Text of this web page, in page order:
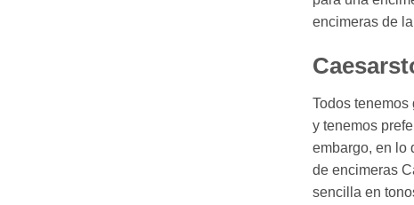
encimeras de
Todos
y tenemos
embargo, en lo
de encimeras
sencilla en